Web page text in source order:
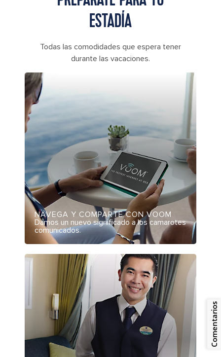
ESTADÍA
Todas las comodidades que espera tener
durante las vacaciones.
NAVEGA Y COMPARTE CON VOOM
Damos un nuevo significado a los camarotes
comunicados.
Comentarios